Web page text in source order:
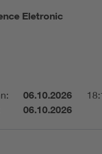
Eletronic
06.10.2026
06.10.2026